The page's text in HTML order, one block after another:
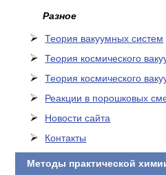
Разное
Теория вакуумных систем
Теория космического
Теория космического
Реакции в порошковых
Новости сайта
Контакты
Методы практической